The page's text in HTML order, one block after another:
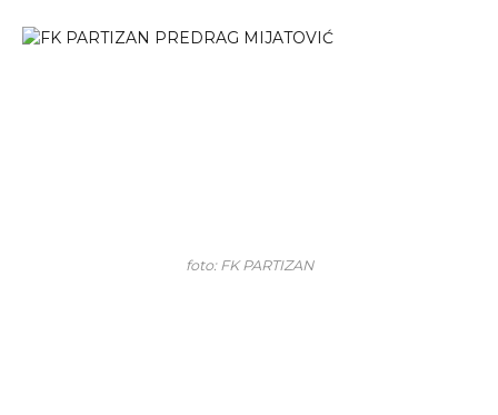
foto: FK PARTIZAN